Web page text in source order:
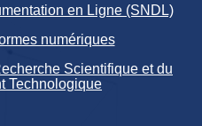
en Ligne (SNDL)
numériques
Scientifique et du
Technologique